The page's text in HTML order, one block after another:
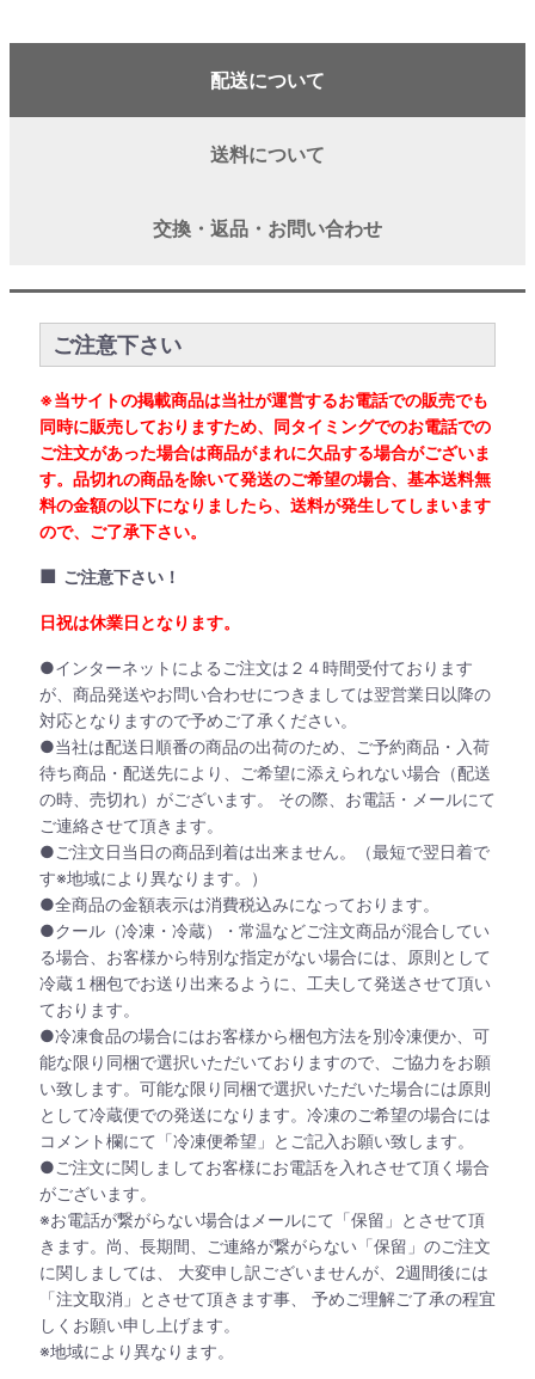
配送について
送料について
交換・返品・お問い合わせ
ご注意下さい
※当サイトの掲載商品は当社が運営するお電話での販売でも
同時に販売しておりますため、同タイミングでのお電話での
ご注文があった場合は商品がまれに欠品する場合がございま
す。品切れの商品を除いて発送のご希望の場合、基本送料無
料の金額の以下になりましたら、送料が発生してしまいます
ので、ご了承下さい。
■ ご注意下さい！
日祝は休業日となります。
●インターネットによるご注文は２４時間受付ております
が、商品発送やお問い合わせにつきましては翌営業日以降の
対応となりますので予めご了承ください。
●当社は配送日順番の商品の出荷のため、ご予約商品・入荷
待ち商品・配送先により、ご希望に添えられない場合（配送
の時、売切れ）がございます。 その際、お電話・メールにて
ご連絡させて頂きます。
●ご注文日当日の商品到着は出来ません。（最短で翌日着で
す※地域により異なります。）
●全商品の金額表示は消費税込みになっております。
●クール（冷凍・冷蔵）・常温などご注文商品が混合してい
る場合、お客様から特別な指定がない場合には、原則として
冷蔵１梱包でお送り出来るように、工夫して発送させて頂い
ております。
●冷凍食品の場合にはお客様から梱包方法を別冷凍便か、可
能な限り同梱で選択いただいておりますので、ご協力をお願
い致します。可能な限り同梱で選択いただいた場合には原則
として冷蔵便での発送になります。冷凍のご希望の場合には
コメント欄にて「冷凍便希望」とご記入お願い致します。
●ご注文に関しましてお客様にお電話を入れさせて頂く場合
がございます。
※お電話が繋がらない場合はメールにて「保留」とさせて頂
きます。尚、長期間、ご連絡が繋がらない「保留」のご注文
に関しましては、 大変申し訳ございませんが、2週間後には
「注文取消」とさせて頂きます事、 予めご理解ご了承の程宜
しくお願い申し上げます。
※地域により異なります。